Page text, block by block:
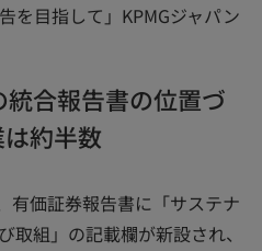
を目指して」KPMGジャパン
合報告書の位置づ
約半数
有価証券報告書に「サステナ
取組」の記載欄が新設され、